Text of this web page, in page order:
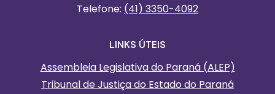
Telefone: (41) 3350-4092
LINKS ÚTEIS
Assembleia Legislativa do Paraná (ALEP)
Tribunal de Justiça do Estado do Paraná